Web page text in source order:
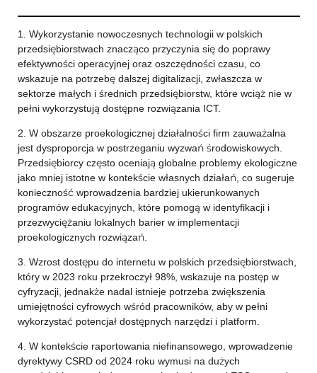
1. Wykorzystanie nowoczesnych technologii w polskich
przedsiębiorstwach znacząco przyczynia się do poprawy
efektywności operacyjnej oraz oszczędności czasu, co
wskazuje na potrzebę dalszej digitalizacji, zwłaszcza w
sektorze małych i średnich przedsiębiorstw, które wciąż nie w
pełni wykorzystują dostępne rozwiązania ICT.
2. W obszarze proekologicznej działalności firm zauważalna
jest dysproporcja w postrzeganiu wyzwań środowiskowych.
Przedsiębiorcy często oceniają globalne problemy ekologiczne
jako mniej istotne w kontekście własnych działań, co sugeruje
konieczność wprowadzenia bardziej ukierunkowanych
programów edukacyjnych, które pomogą w identyfikacji i
przezwyciężaniu lokalnych barier w implementacji
proekologicznych rozwiązań.
3. Wzrost dostępu do internetu w polskich przedsiębiorstwach,
który w 2023 roku przekroczył 98%, wskazuje na postęp w
cyfryzacji, jednakże nadal istnieje potrzeba zwiększenia
umiejętności cyfrowych wśród pracowników, aby w pełni
wykorzystać potencjał dostępnych narzędzi i platform.
4. W kontekście raportowania niefinansowego, wprowadzenie
dyrektywy CSRD od 2024 roku wymusi na dużych